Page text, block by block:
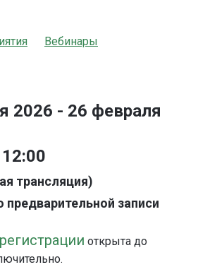
Вебинары
2026 - 26 февраля
трансляция)
записи
открыта до